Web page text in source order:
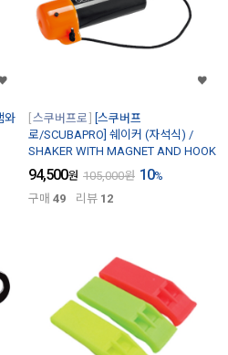
와
스쿠버프로
[스쿠버프
로/SCUBAPRO] 쉐이커 (자석식) /
SHAKER WITH MAGNET AND HOOK
94,500원 105,000원 10%
구매 49 리뷰 12